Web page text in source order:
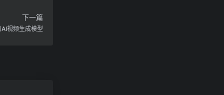
下一篇
视频生成模型